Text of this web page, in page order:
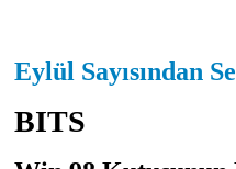
Eylül Sayısından
BITS